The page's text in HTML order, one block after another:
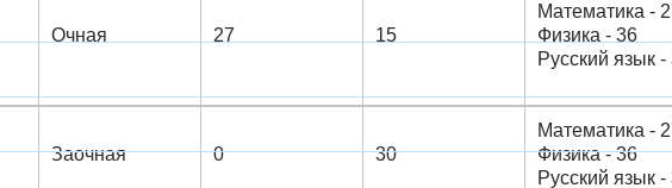
Очная 27 15
Математика -
Физика - 36
Русский язык -
Заочная 0 30
Математика -
Физика - 36
Русский язык -